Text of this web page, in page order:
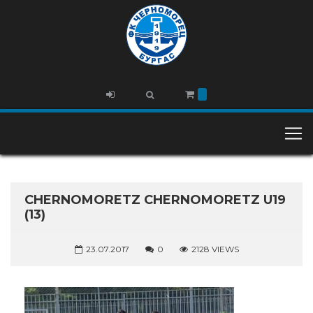
CHERNOMORETZ CHERNOMORETZ U19
(13)
23.07.2017 0 2128 VIEWS